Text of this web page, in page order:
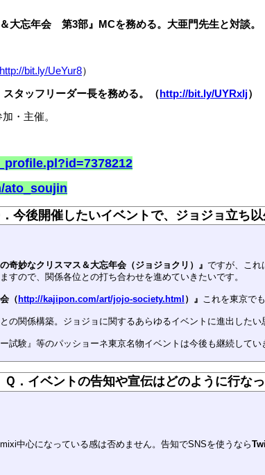
大忘年会 第3部』MCを務める。大亜門先生と対談。
http://bit.ly/UeYur8）
スタッフリーダー長を務める。（http://bit.ly/UYRxIj）
加・主催。
ato_soujin
．今後開催したいイベントで、ジョジョ立ち
の奇妙なクリスマス＆大忘年会（ジョジョクリ）』 ですが、これ
すので、関係各位との打ち合わせを進めていきたいです。
（http://kajipon.com/art/jojo-society.html ）』 これを東京で
の関係構築。ジョジョに関するあらゆるイベントに進出した
試験』等のパッショーネ東京名物イベントは今後も継続して
Ｑ．イベントの告知や宣伝はどのように行な
中心になっている感は否めません。告知でSNSを使うなら